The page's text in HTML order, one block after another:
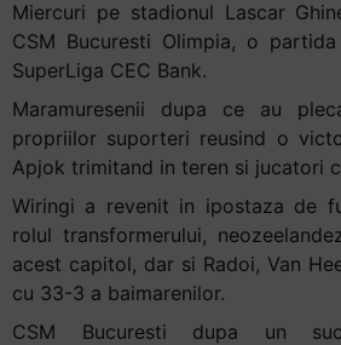
Miercuri pe stadionul Lascar
CSM Bucuresti Olimpia, o
SuperLiga CEC Bank.
Maramuresenii dupa ce au
propriilor suporteri reusind o
Apjok trimitand in teren si jucatori
Wiringi a revenit in ipostaza de
rolul transformerului,
acest capitol, dar si Radoi, Van
cu 33-3 a baimarenilor.
CSM Bucuresti dupa un